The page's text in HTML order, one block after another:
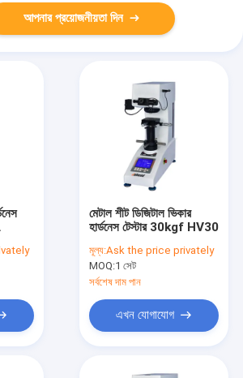
আপনার প্রয়োজনীয়তা দিন
মেটাল শীট ডিজিটাল ভিকার
হার্ডনেস টেস্টার 30kgf HV30
মূল্য:Ask the price privately
MOQ:1 সেট
সর্বশেষ দাম পান
এখন যোগাযোগ